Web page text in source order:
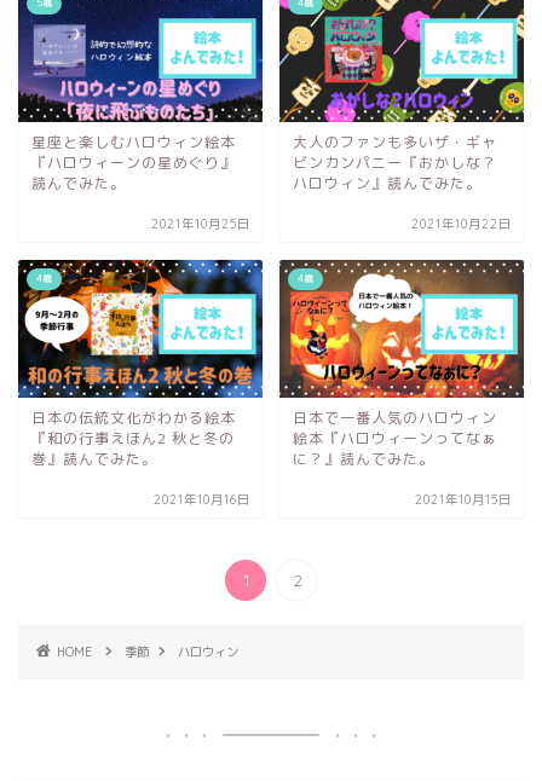
星座と楽しむハロウィン絵本
『ハロウィーンの星めぐり』
読んでみた。
2021年10月25日
大人のファンも多いザ・ギャ
ビンカンパニー『おかしな？
ハロウィン』読んでみた。
2021年10月22日
4歳
日本の伝統文化がわかる絵本
『和の行事えほん2 秋と冬の
巻』読んでみた。
2021年10月16日
4歳
日本で一番人気のハロウィン
絵本『ハロウィーンってなぁ
に？』読んでみた。
2021年10月15日
1 2
HOME 季節 ハロウィン